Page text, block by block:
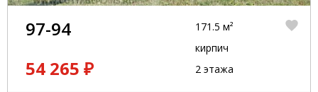
97-94
54 265 ₽
171.5 м²
кирпич
2 этажа